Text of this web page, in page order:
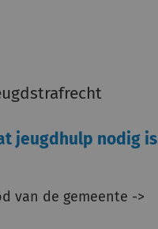
jeugdhulp nodig is
van de gemeente ->